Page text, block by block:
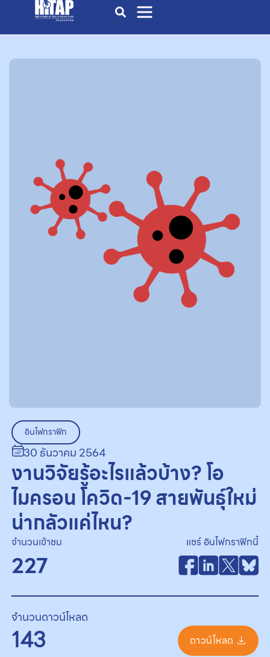
อินโฟกราฟิก
30 ธันวาคม 2564
งานวิจัยรู้อะไรแล้วบ้าง? โอ
ไมครอน โควิด-19 สายพันธุ์ใหม่
น่ากลัวแค่ไหน?
จำนวนเข้าชม
227
แชร์ อินโฟกราฟิกนี้
จำนวนดาวน์โหลด
143 ดาวน์โหลด